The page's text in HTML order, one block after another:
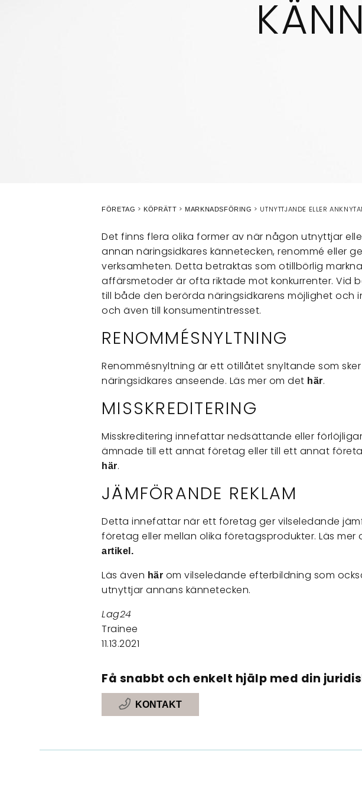
FÖRETAG KÖPRÄTT MARKNADSFÖRING UTNYTTJANDE ELLER
Det finns flera olika former av när någon utnyttjar
annan näringsidkares kännetecken, renommé eller
verksamheten. Detta betraktas som otillbörlig
affärsmetoder är ofta riktade mot konkurrenter. Vid
till både den berörda näringsidkarens möjlighet och
och även till konsumentintresset.
RENOMMÉSNYLTNING
Renommésnyltning är ett otillåtet snyltande som
näringsidkares anseende. Läs mer om det här.
MISSKREDITERING
Misskreditering innefattar nedsättande eller
ämnade till ett annat företag eller till ett annat
här.
JÄMFÖRANDE REKLAM
Detta innefattar när ett företag ger vilseledande
företag eller mellan olika företagsprodukter. Läs
artikel.
Läs även här om vilseledande efterbildning som
utnyttjar annans kännetecken.
Lag24
Trainee
11.13.2021
Få snabbt och enkelt hjälp med din
KONTAKT